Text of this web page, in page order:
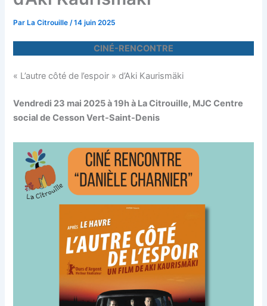
Par La Citrouille/14 juin 2025
CINÉ-RENCONTRE
« L’autre côté de l’espoir » d’Aki Kaurismäki
Vendredi 23 mai 2025 à 19h à La Citrouille, MJC Centre
social de Cesson Vert-Saint-Denis